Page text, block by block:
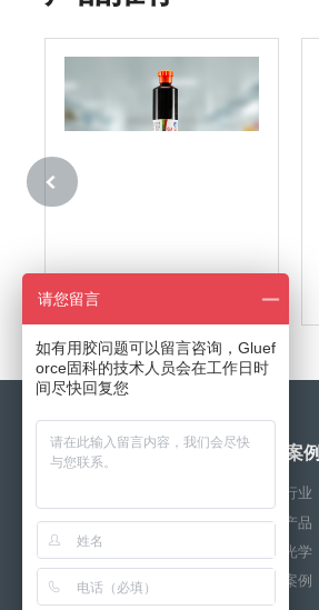
产品中心
·环氧树脂胶
·结构胶
·PUR热熔胶
·UV胶
·瞬干胶
成功案例
·玩具行业
·电子产品
·照明光学
·其他案例
请您留言
如有用胶问题可以留言咨询，Gluef
orce固科的技术人员会在工作日时
间尽快回复您